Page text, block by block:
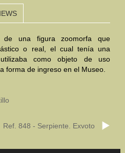
Antique. Arlés (Francia)
PRESUPUESTO
de una figura zoomorfa que
o real, el cual tenía una
como objeto de uso
forma de ingreso en el Museo.
Ref. 848 - Serpiente. Exvoto